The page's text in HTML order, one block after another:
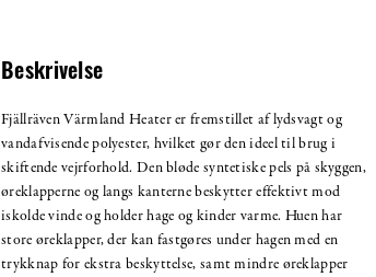
Beskrivelse
Fjällräven Värmland Heater er fremstillet af lydsvagt og
vandafvisende polyester, hvilket gør den ideel til brug i
skiftende vejrforhold. Den bløde syntetiske pels på skyggen,
øreklapperne og langs kanterne beskytter effektivt mod
iskolde vinde og holder hage og kinder varme. Huen har
store øreklapper, der kan fastgøres under hagen med en
trykknap for ekstra beskyttelse, samt mindre øreklapper